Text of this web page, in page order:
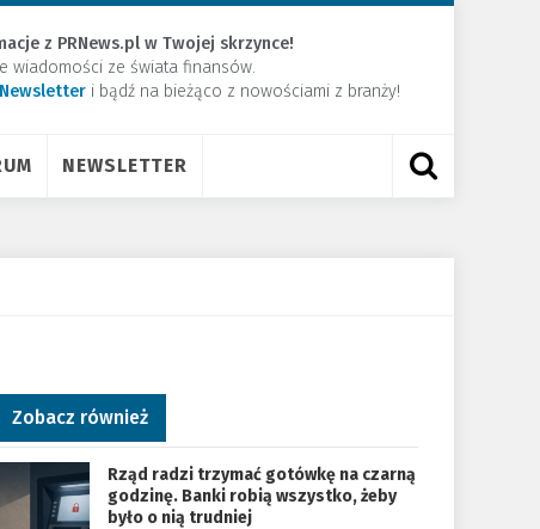
z PRNews.pl w Twojej skrzynce!
wiadomości ze świata finansów.
Newsletter ​i bądź na bieżąco z nowościami z branży!
NEWSLETTER
Zobacz również
Rząd radzi trzymać gotówkę na czarną
godzinę. Banki robią wszystko, żeby
było o nią trudniej